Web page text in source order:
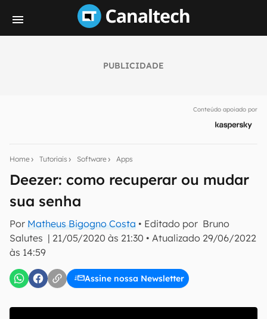
PUBLICIDADE
Conteúdo apoiado por
Home Tutoriais Software Apps
Deezer: como recuperar ou mudar
sua senha
Por Matheus Bigogno Costa • Editado por Bruno
Salutes | 21/05/2020 às 21:30 • Atualizado 29/06/2022
às 14:59
Assine nossa Newsletter
notícias e reviews sobre tecnologia em primeira
Confirmo que li, aceito e concordo com os Termos de
Uso e Política de Privacidade do Canaltech.